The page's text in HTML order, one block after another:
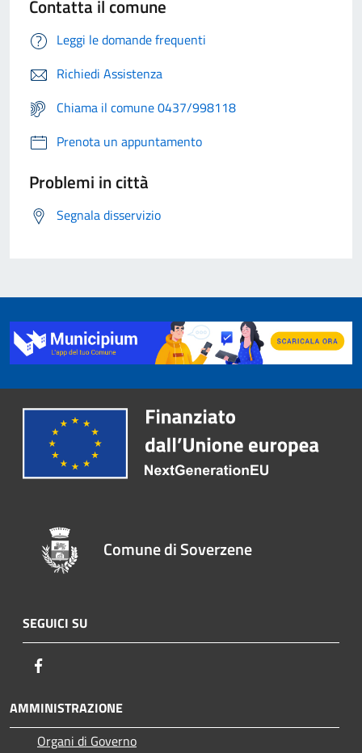
Contatta il comune
Leggi le domande frequenti
Richiedi Assistenza
Chiama il comune 0437/998118
Prenota un appuntamento
Problemi in città
Segnala disservizio
Comune di Soverzene
SEGUICI SU
AMMINISTRAZIONE
Organi di Governo